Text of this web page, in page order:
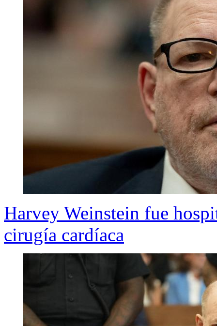
Harvey Weinstein fue
cirugía cardíaca